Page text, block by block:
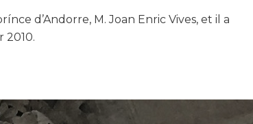
d’Andorre, M. Joan Enric Vives, et il a
2010.